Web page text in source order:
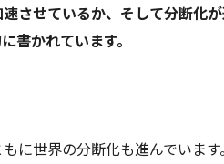
させているか、そして分断化
書かれています。
に世界の分断化も進んでいます。